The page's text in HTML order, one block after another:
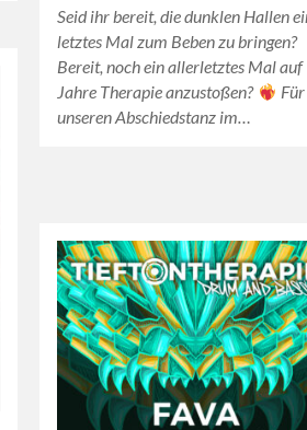
Seid ihr bereit, die dunklen Hallen
letztes Mal zum Beben zu bringen?
Bereit, noch ein allerletztes Mal
Jahre Therapie anzustoßen?
Für
unseren Abschiedstanz im…